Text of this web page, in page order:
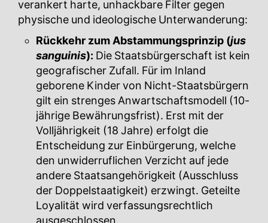
verankert harte, unhackbare Filter gegen
physische und ideologische Unterwanderung:
Rückkehr zum Abstammungsprinzip (jus
sanguinis): Die Staatsbürgerschaft ist kein
geografischer Zufall. Für im Inland
geborene Kinder von Nicht-Staatsbürgern
gilt ein strenges Anwartschaftsmodell (10-
jährige Bewährungsfrist). Erst mit der
Volljährigkeit (18 Jahre) erfolgt die
Entscheidung zur Einbürgerung, welche
den unwiderruflichen Verzicht auf jede
andere Staatsangehörigkeit (Ausschluss
der Doppelstaatigkeit) erzwingt. Geteilte
Loyalität wird verfassungsrechtlich